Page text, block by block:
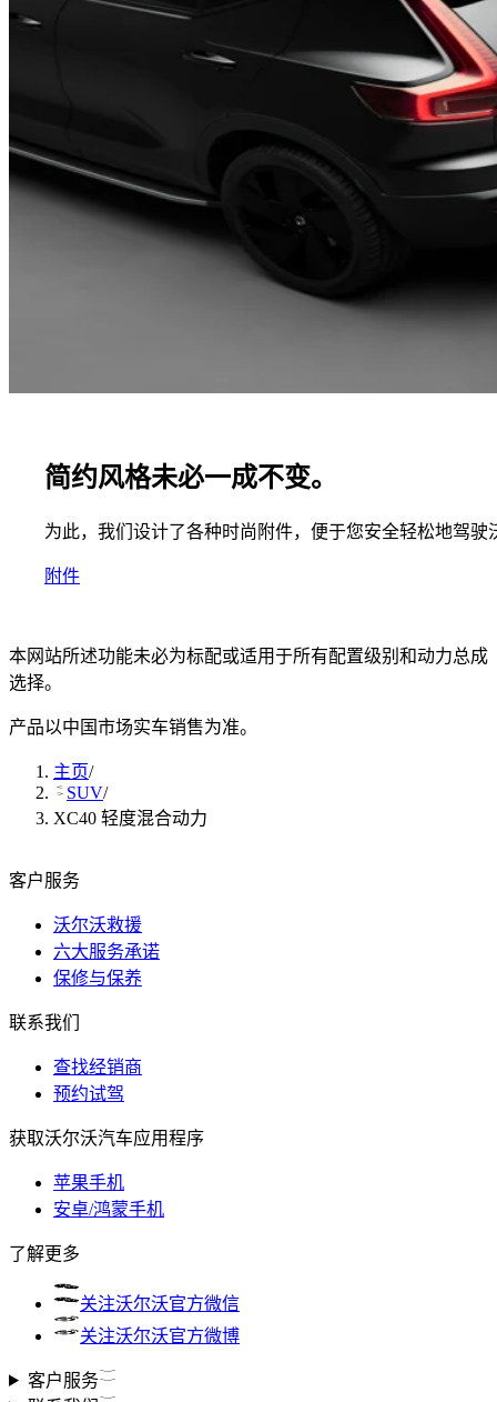
简约风格未必一成不变。
为此，我们设计了各种时尚附件，便于您安全轻松地驾
附件
本网站所述功能未必为标配或适用于所有配置级别和动力总成
选择。
产品以中国市场实车销售为准。
主页/
SUV/
XC40 轻度混合动力